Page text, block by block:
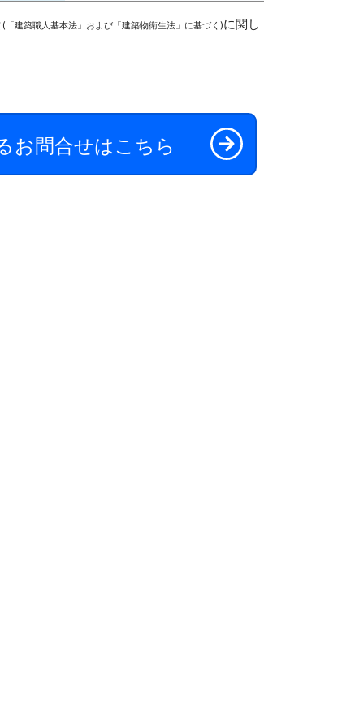
(「建築職人基本法」および「建築物衛生法」に基づく)に関し
お問合せはこちら